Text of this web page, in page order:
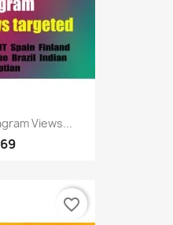
Views...
favorite_border